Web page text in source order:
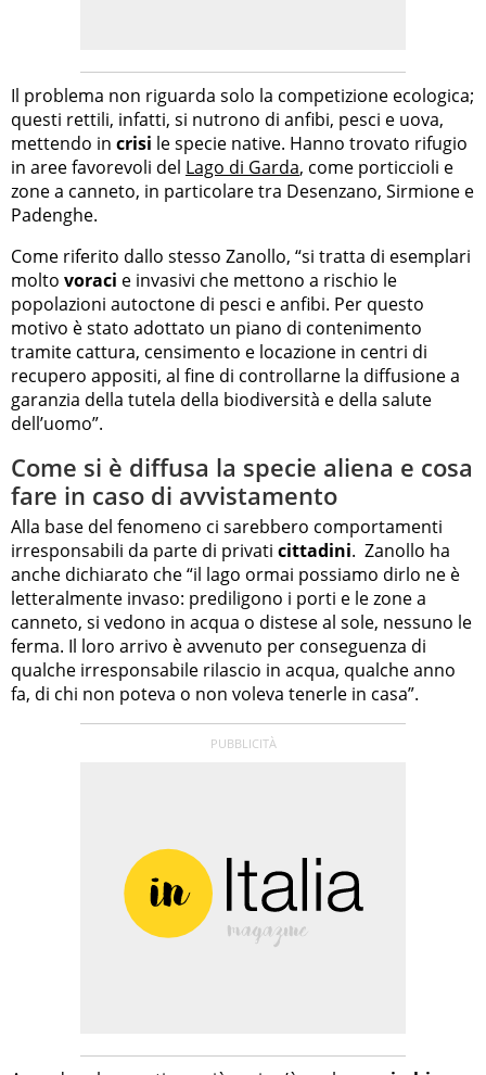
Il problema non riguarda solo la competizione ecologica;
questi rettili, infatti, si nutrono di anfibi, pesci e uova,
mettendo in crisi le specie native. Hanno trovato rifugio
in aree favorevoli del Lago di Garda, come porticcioli e
zone a canneto, in particolare tra Desenzano, Sirmione e
Padenghe.
Come riferito dallo stesso Zanollo, “si tratta di esemplari
molto voraci e invasivi che mettono a rischio le
popolazioni autoctone di pesci e anfibi. Per questo
motivo è stato adottato un piano di contenimento
tramite cattura, censimento e locazione in centri di
recupero appositi, al fine di controllarne la diffusione a
garanzia della tutela della biodiversità e della salute
dell’uomo”.
Come si è diffusa la specie aliena e cosa
fare in caso di avvistamento
Alla base del fenomeno ci sarebbero comportamenti
irresponsabili da parte di privati cittadini. Zanollo ha
anche dichiarato che “il lago ormai possiamo dirlo ne è
letteralmente invaso: prediligono i porti e le zone a
canneto, si vedono in acqua o distese al sole, nessuno le
ferma. Il loro arrivo è avvenuto per conseguenza di
qualche irresponsabile rilascio in acqua, qualche anno
fa, di chi non poteva o non voleva tenerle in casa”.